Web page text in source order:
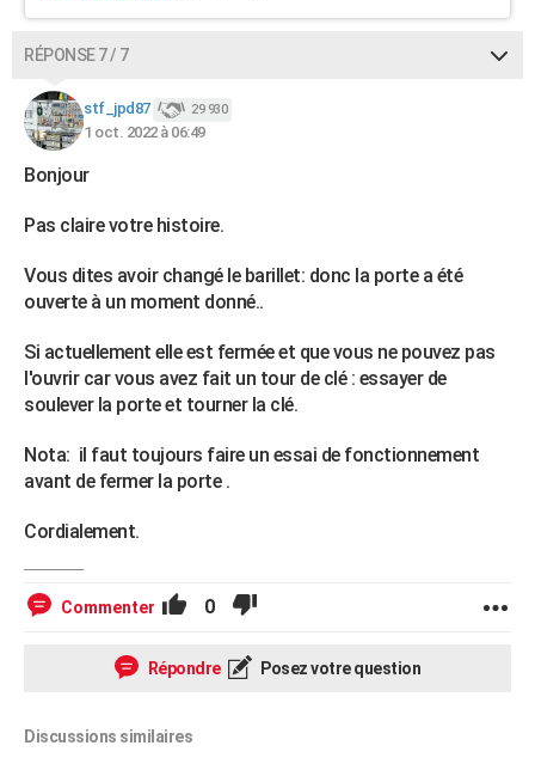
RÉPONSE 7 / 7
stf_jpd87 29 930
1 oct. 2022 à 06:49
Bonjour
Pas claire votre histoire.
Vous dites avoir changé le barillet: donc la porte a été
ouverte à un moment donné..
Si actuellement elle est fermée et que vous ne pouvez pas
l'ouvrir car vous avez fait un tour de clé : essayer de
soulever la porte et tourner la clé.
Nota: il faut toujours faire un essai de fonctionnement
avant de fermer la porte .
Cordialement.
Commenter 0
Répondre Posez votre question
Discussions similaires